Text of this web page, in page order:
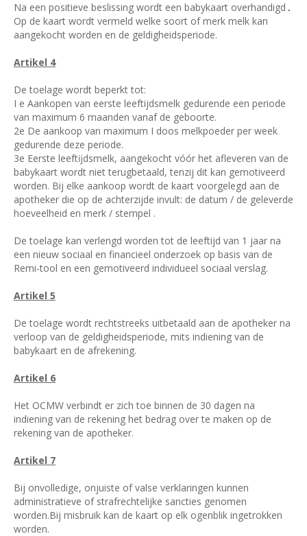
Na een positieve beslissing wordt een babykaart overhandigd
Op de kaart wordt vermeld welke soort of merk melk kan
aangekocht worden en de geldigheidsperiode.
Artikel 4
De toelage wordt beperkt tot:
I e Aankopen van eerste leeftijdsmelk gedurende een periode
van maximum 6 maanden vanaf de geboorte.
2e De aankoop van maximum I doos melkpoeder per week
gedurende deze periode.
3e Eerste leeftĳdsmelk, aangekocht vóór het afleveren van de
babykaart wordt niet terugbetaald, tenzij dit kan gemotiveerd
worden. Bij elke aankoop wordt de kaart voorgelegd aan de
apotheker die op de achterzijde invult: de datum / de geleverde
hoeveelheid en merk / stempel .
De toelage kan verlengd worden tot de leeftijd van 1 jaar na
een nieuw sociaal en financieel onderzoek op basis van de
Remi-tool en een gemotiveerd individueel sociaal verslag.
Artikel 5
De toelage wordt rechtstreeks uitbetaald aan de apotheker na
verloop van de geldigheidsperiode, mits indiening van de
babykaart en de afrekening.
Artikel 6
Het OCMW verbindt er zich toe binnen de 30 dagen na
indiening van de rekening het bedrag over te maken op de
rekening van de apotheker.
Artikel 7
Bij onvolledige, onjuiste of valse verklaringen kunnen
administratieve of strafrechtelijke sancties genomen
worden.Bij misbruik kan de kaart op elk ogenblik ingetrokken
worden.